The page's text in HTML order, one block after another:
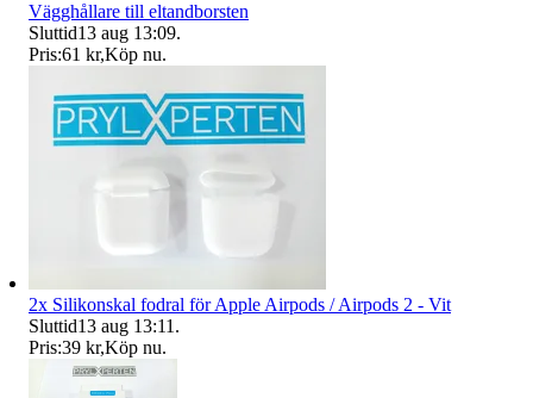
Vägghållare till eltandborsten
Sluttid13 aug 13:09.
Pris:61 kr,Köp nu.
2x Silikonskal fodral för Apple Airpods / Airpods 2 - Vit
Sluttid13 aug 13:11 .
Pris:39 kr,Köp nu.